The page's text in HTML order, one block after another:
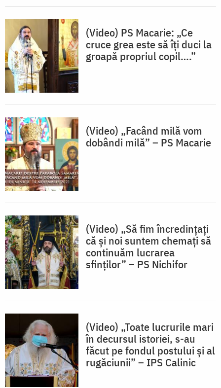
(Video) PS Macarie: „Ce
cruce grea este să îți duci la
groapă propriul copil….”
(Video) „Facând milă vom
dobândi milă” – PS Macarie
(Video) „Să fim încredințați
că și noi suntem chemați să
continuăm lucrarea
sfinților” – PS Nichifor
(Video) „Toate lucrurile mari
în decursul istoriei, s-au
făcut pe fondul postului și al
rugăciunii” – IPS Calinic